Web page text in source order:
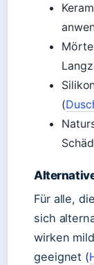
(
Für alle,
sich
wirken
geeignet (